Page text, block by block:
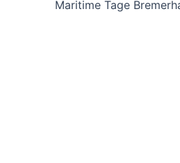
Maritime Tage